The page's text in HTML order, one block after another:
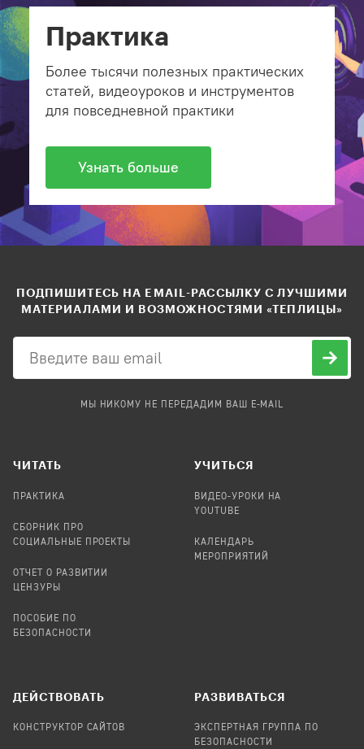
Практика
Более тысячи полезных практических
статей, видеоуроков и инструментов
для повседневной практики
Узнать больше
ПОДПИШИТЕСЬ НА EMAIL-РАССЫЛКУ С ЛУЧШИМИ
МАТЕРИАЛАМИ И ВОЗМОЖНОСТЯМИ «ТЕПЛИЦЫ»
МЫ НИКОМУ НЕ ПЕРЕДАДИМ ВАШ E-MAIL
ЧИТАТЬ
ПРАКТИКА
СБОРНИК ПРО
СОЦИАЛЬНЫЕ ПРОЕКТЫ
ОТЧЕТ О РАЗВИТИИ
ЦЕНЗУРЫ
ПОСОБИЕ ПО
БЕЗОПАСНОСТИ
УЧИТЬСЯ
ВИДЕО-УРОКИ НА
YOUTUBE
КАЛЕНДАРЬ
МЕРОПРИЯТИЙ
ДЕЙСТВОВАТЬ
КОНСТРУКТОР САЙТОВ
РАЗВИВАТЬСЯ
ЭКСПЕРТНАЯ ГРУППА ПО
БЕЗОПАСНОСТИ